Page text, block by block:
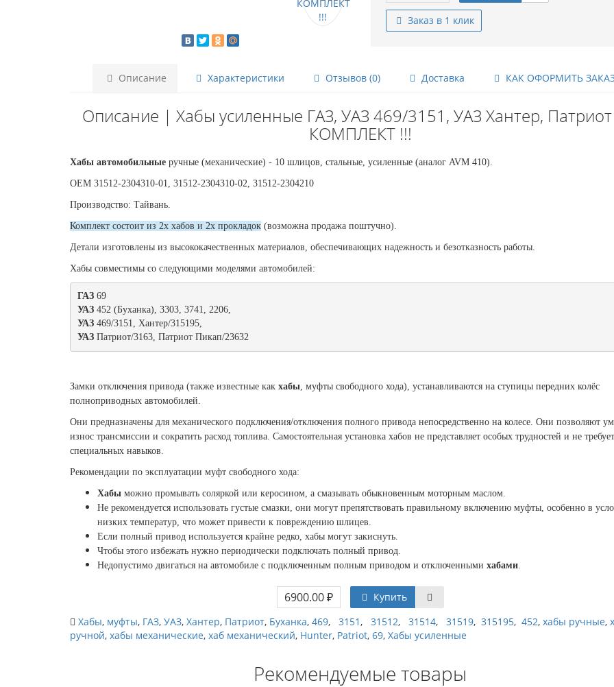
Заказ в 1 клик
Описание Характеристики Отзывов (0) Доставка КАК ОФОРМИТЬ
Описание | Хабы усиленные ГАЗ, УАЗ 469/3151, УАЗ Хантер, Патриот
КОМПЛЕКТ !!!
Хабы автомобильные ручные (механические) - 10 шлицов, стальные, усиленные (аналог AVM 410)
OEM 31512-2304310-01, 31512-2304310-02, 31512-2304210
Производство: Тайвань.
Комплект состоит из 2х хабов и 2х прокладок (возможна продажа поштучно).
Детали изготовлены из высококачественных материалов, обеспечивающих надежность и безотказность работы.
Хабы совместимы со следующими моделями автомобилей:
ГАЗ
69
УАЗ
УАЗ
УАЗ Патриот/3163, Патриот Пикап/23632
Замки отключения привода (также известные как хабы , муфты свободного хода), устанавливаются на ступицы передних колёс
полноприводных автомобилей.
Они предназначены для механического подключения/отключения полного привода непосредственно на колесе. Они позволяют
износ трансмиссии и сократить расход топлива. Самостоятельная установка хабов не представляет особых трудностей и не требует
специальных навыков.
Рекомендации по эксплуатации муфт свободного хода:
Хабы можно промывать соляркой или керосином, а смазывать обыкновенным моторным маслом.
Не рекомендуется использовать густые смазки, они могут препятствовать правильному включению муфты, особенно в
низких температур, что может привести к повреждению шлицев.
Если полный привод используется крайне редко, хабы могут закиснуть.
Чтобы этого избежать нужно периодически подключать полный привод.
Недопустимо двигаться на автомобиле с подключенным полным приводом и отключенными хабами
6900.00 ₽
Купить
Хабы, муфты, ГАЗ, УАЗ, Хантер, Патриот, Буханка, 469, 3151 , 31512, 31514, 31519, 315195, 452, хабы ручные,
ручной, хабы механические, хаб механический, Hunter, Patriot, 69, Хабы усиленные
Рекомендуемые товары